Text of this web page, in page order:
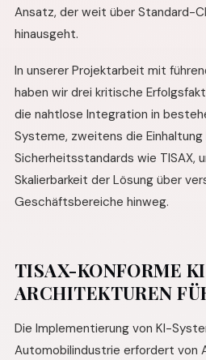
Ansatz, der weit über Standard-
hinausgeht.
In unserer Projektarbeit mit
haben wir drei kritische
die nahtlose Integration in
Systeme, zweitens die
Sicherheitsstandards wie TISAX,
Skalierbarkeit der Lösung über
Geschäftsbereiche hinweg.
TISAX-KONFORME
ARCHITEKTUREN
Die Implementierung von KI-
Automobilindustrie erfordert von